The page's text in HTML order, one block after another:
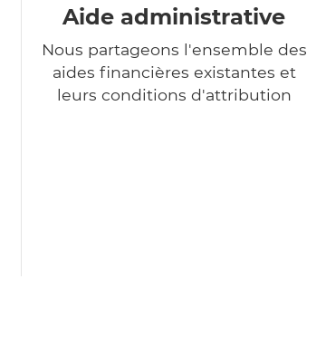
Aide administrative
Nous partageons l'ensemble des
aides financières existantes et
leurs conditions d'attribution